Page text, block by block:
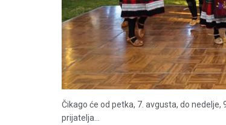
Čikago će od petka, 7. avgusta, do
prijatelja...